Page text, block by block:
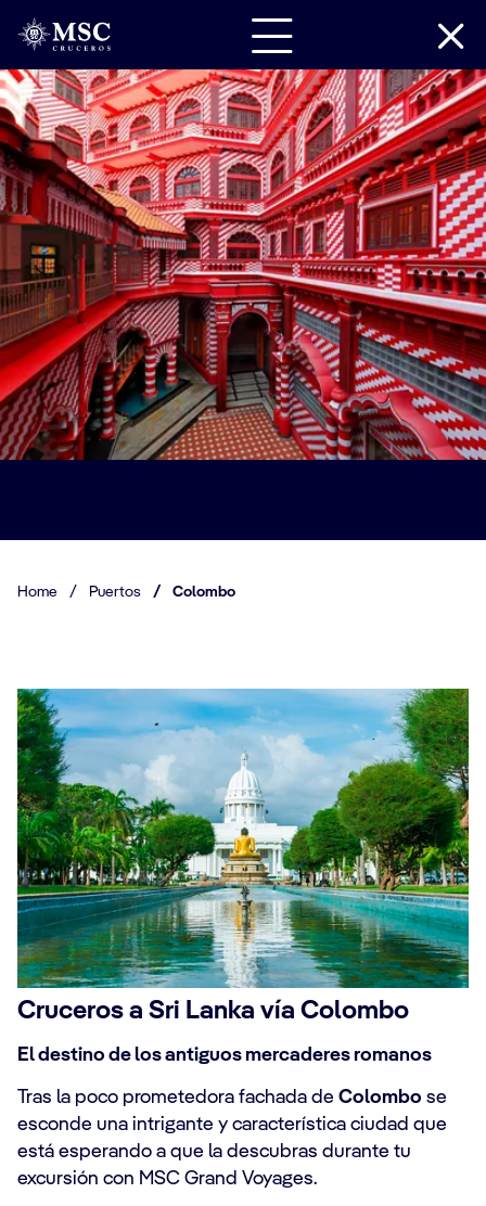
Home / Puertos / Colombo
Cruceros a Sri Lanka vía Colombo
El destino de los antiguos mercaderes romanos
Tras la poco prometedora fachada de Colombo se
esconde una intrigante y característica ciudad que
está esperando a que la descubras durante tu
excursión con MSC Grand Voyages.